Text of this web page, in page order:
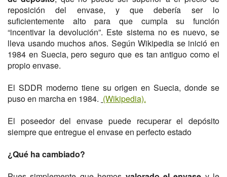
reposición del envase, y que debería ser lo
suficientemente alto para que cumpla su función
“incentivar la devolución”. Este sistema no es nuevo, se
lleva usando muchos años. Según Wikipedia se inició en
1984 en Suecia, pero seguro que es tan antiguo como el
propio envase.
El SDDR moderno tiene su origen en Suecia, donde se
puso en marcha en 1984. (Wikipedia).
El poseedor del envase puede recuperar el depósito
siempre que entregue el envase en perfecto estado
¿Qué ha cambiado?